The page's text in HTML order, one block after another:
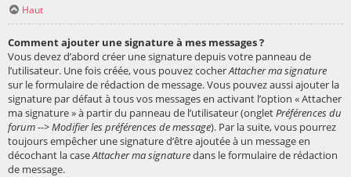
Haut
Comment ajouter une signature à mes messages ?
Vous devez d’abord créer une signature depuis votre panneau de
l’utilisateur. Une fois créée, vous pouvez cocherAttacher ma signature
sur le formulaire de rédaction de message. Vous pouvez aussi ajouter la
signature par défaut à tous vos messages en activant l’option « Attacher
ma signature » à partir du panneau de l’utilisateur (ongletPréférences du
forum --> Modifier les préférences de message). Par la suite, vous pourrez
toujours empêcher une signature d’être ajoutée à un message en
décochant la caseAttacher ma signaturedans le formulaire de rédaction
de message.